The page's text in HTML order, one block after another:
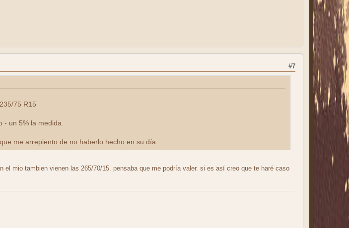
#7
75 R15
- un 5% la medida.
me arrepiento de no haberlo hecho en su día.
mio tambien vienen las 265/70/15. pensaba que me podría valer. si es así creo que te haré caso